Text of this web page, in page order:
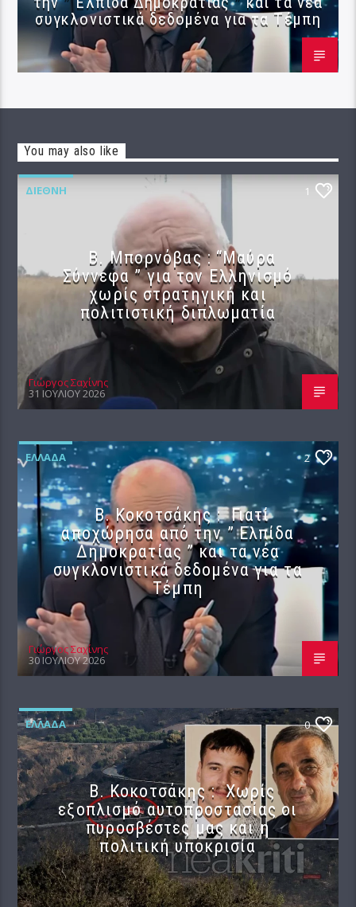
συγκλονιστικά δεδομένα για τα Τέμπη
You may also like
ΔΙΕΘΝΉ 1
B. Μπορνόβας : “Μαύρα
Σύννεφα ” για τον Ελληνισμό
χωρίς στρατηγική και
πολιτιστική διπλωματία
Γιώργος Σαχίνης
31 ΙΟΥΛΊΟΥ 2026
ΕΛΛΆΔΑ 2
Β. Κοκοτσάκης : Γιατί
αποχώρησα από την ” Ελπίδα
Δημοκρατίας ” και τα νέα
συγκλονιστικά δεδομένα για τα
Τέμπη
Γιώργος Σαχίνης
30 ΙΟΥΛΊΟΥ 2026
ΕΛΛΆΔΑ 0
Β. Κοκοτσάκης : Χωρίς
εξοπλισμό αυτοπροστασίας οι
πυροσβέστες μας και η
πολιτική υποκρισία